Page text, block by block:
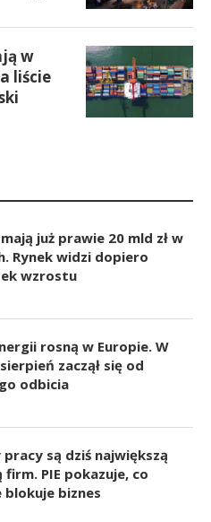
w
liście
już prawie 20 mld zł w
Rynek widzi dopiero
wzrostu
rosną w Europie. W
zaczął się od
odbicia
są dziś największą
firm. PIE pokazuje, co
blokuje biznes